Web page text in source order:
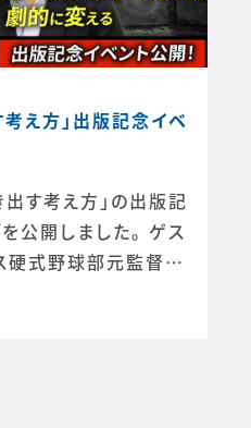
え方」出版記念イベ
す考え方」の出版記
公開しました。 ゲス
硬式野球部元監督の
督自身をはじめ選